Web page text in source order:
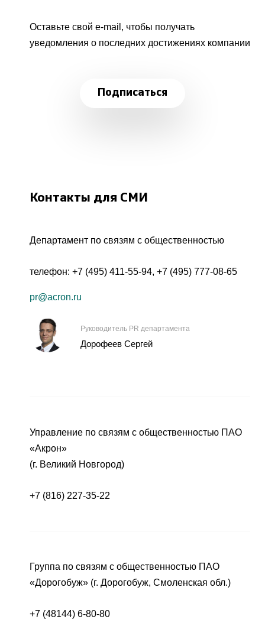
Оставьте свой e-mail, чтобы получать
уведомления о последних достижениях компании
Подписаться
Контакты для СМИ
Департамент по связям с общественностью
телефон: +7 (495) 411-55-94, +7 (495) 777-08-65
pr@acron.ru
Руководитель PR департамента
Дорофеев Сергей
Управление по связям с общественностью ПАО
«Акрон»
(г. Великий Новгород)
+7 (816) 227-35-22
Группа по связям с общественностью ПАО
«Дорогобуж» (г. Дорогобуж, Смоленская обл.)
+7 (48144) 6-80-80